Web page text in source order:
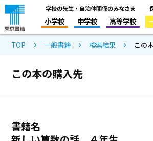
学校の先生・自治体関係のみなさま
小学校 中学校 高等学校
TOP 一般書籍 検索結果 この
この本の購入先
書籍名